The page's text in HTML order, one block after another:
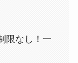
限なし！一